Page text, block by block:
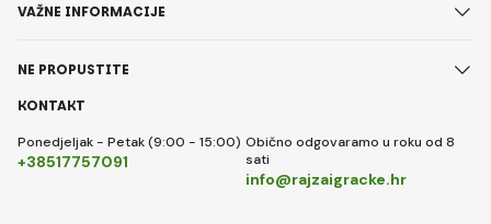
KONTAKT
Ponedjeljak - Petak (9:00 - 15:00)
+38517757091
Obično odgovaramo u roku od 8
sati
info@rajzaigracke.hr
VAŽNE INFORMACIJE
NE PROPUSTITE